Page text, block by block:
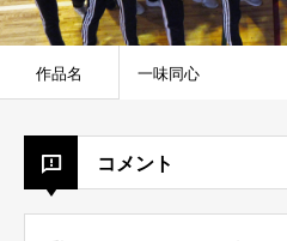
作品名 一味同心
コメント